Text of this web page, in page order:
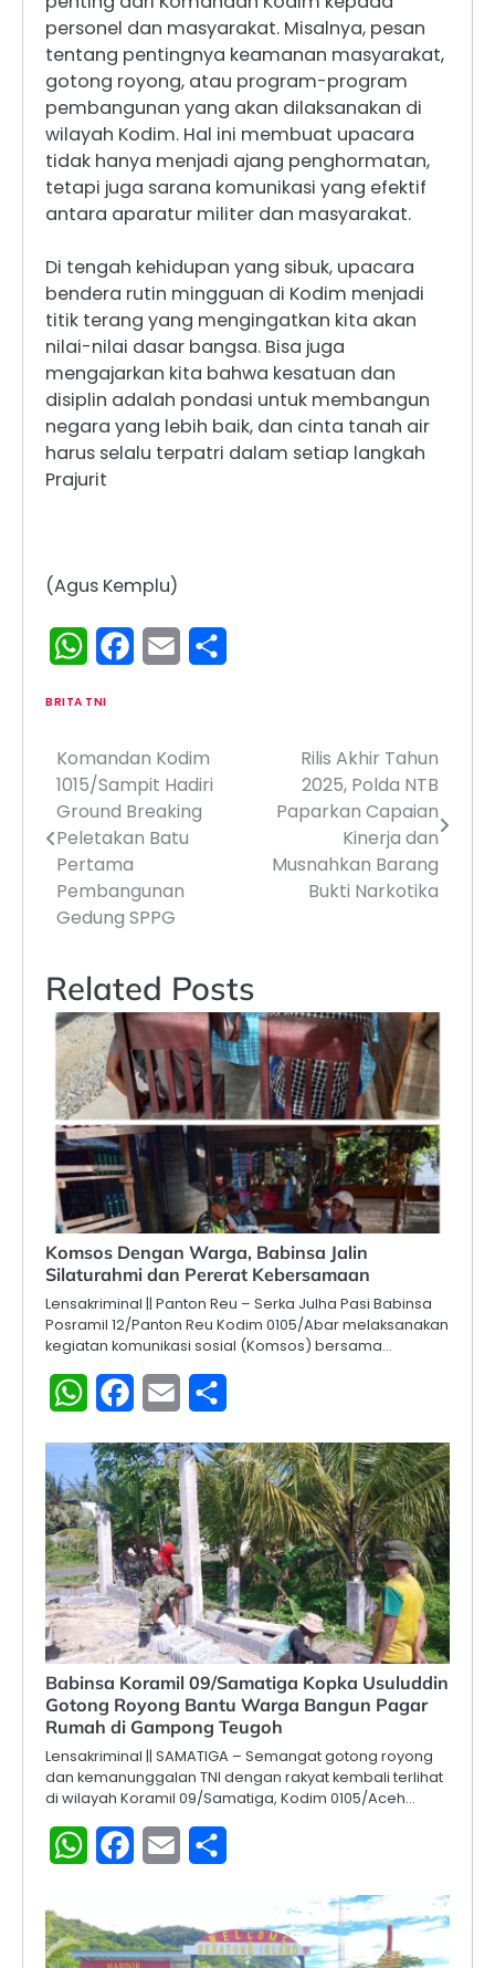
personel dan masyarakat. Misalnya, pesan
tentang pentingnya keamanan masyarakat,
gotong royong, atau program-program
pembangunan yang akan dilaksanakan di
wilayah Kodim. Hal ini membuat upacara
tidak hanya menjadi ajang penghormatan,
tetapi juga sarana komunikasi yang efektif
antara aparatur militer dan masyarakat.
Di tengah kehidupan yang sibuk, upacara
bendera rutin mingguan di Kodim menjadi
titik terang yang mengingatkan kita akan
nilai-nilai dasar bangsa. Bisa juga
mengajarkan kita bahwa kesatuan dan
disiplin adalah pondasi untuk membangun
negara yang lebih baik, dan cinta tanah air
harus selalu terpatri dalam setiap langkah
Prajurit
(Agus Kemplu)
WhatsAppFacebook
Email
BRITA TNI
Navigasi
pos
Komandan Kodim
1015/Sampit Hadiri
Ground Breaking
Peletakan Batu
Pertama
Pembangunan
Gedung SPPG
Rilis Akhir Tahun
2025, Polda NTB
Paparkan Capaian
Kinerja dan
Musnahkan Barang
Bukti Narkotika
Related Posts
Komsos Dengan Warga, Babinsa Jalin
Silaturahmi dan Pererat Kebersamaan
Lensakriminal || Panton Reu – Serka Julha Pasi Babinsa
Posramil 12/Panton Reu Kodim 0105/Abar melaksanakan
kegiatan komunikasi sosial (Komsos) bersama…
WhatsAppFacebook
Email
Babinsa Koramil 09/Samatiga Kopka Usuluddin
Gotong Royong Bantu Warga Bangun Pagar
Rumah di Gampong Teugoh
Lensakriminal || SAMATIGA – Semangat gotong royong
dan kemanunggalan TNI dengan rakyat kembali terlihat
di wilayah Koramil 09/Samatiga, Kodim 0105/Aceh…
WhatsAppFacebook
Email